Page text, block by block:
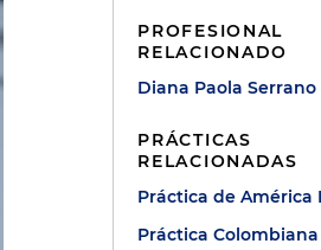
PROFESIONAL
RELACIONADO
Diana Paola Serrano
PRÁCTICAS
RELACIONADAS
Práctica de América
Práctica Colombiana